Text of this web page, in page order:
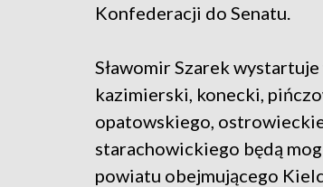
Konfederacji do Senatu.
Sławomir Szarek
kazimierski, konecki,
opatowskiego,
starachowickiego będą
powiatu obejmującego